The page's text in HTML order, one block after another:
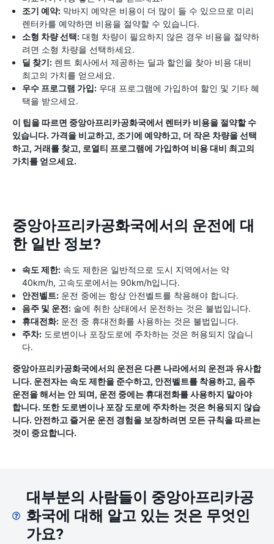
조기 예약: 막바지 예약은 비용이 더 많이 들 수 있으므로 미리
렌터카를 예약하면 비용을 절약할 수 있습니다.
소형 차량 선택: 대형 차량이 필요하지 않은 경우 비용을 절약하
려면 소형 차량을 선택하세요.
딜 찾기: 렌트 회사에서 제공하는 딜과 할인을 찾아 비용 대비
최고의 가치를 얻으세요.
우수 프로그램 가입: 우대 프로그램에 가입하여 할인 및 기타 혜
택을 받으세요.
이 팁을 따르면 중앙아프리카공화국에서 렌터카 비용을 절약할 수
있습니다. 가격을 비교하고, 조기에 예약하고, 더 작은 차량을 선택
하고, 거래를 찾고, 로열티 프로그램에 가입하여 비용 대비 최고의
가치를 얻으세요.
중앙아프리카공화국에서의 운전에 대
한 일반 정보?
속도 제한: 속도 제한은 일반적으로 도시 지역에서는 약
40km/h, 고속도로에서는 90km/h입니다.
안전벨트: 운전 중에는 항상 안전벨트를 착용해야 합니다.
음주 및 운전: 술에 취한 상태에서 운전하는 것은 불법입니다.
휴대전화: 운전 중 휴대전화를 사용하는 것은 불법입니다.
주차: 도로변이나 포장도로에 주차하는 것은 허용되지 않습니
다.
중앙아프리카공화국에서의 운전은 다른 나라에서의 운전과 유사합
니다. 운전자는 속도 제한을 준수하고, 안전벨트를 착용하고, 음주
운전을 해서는 안 되며, 운전 중에는 휴대전화를 사용하지 말아야
합니다. 또한 도로변이나 포장 도로에 주차하는 것은 허용되지 않습
니다. 안전하고 즐거운 운전 경험을 보장하려면 모든 규칙을 따르는
것이 중요합니다.
대부분의 사람들이 중앙아프리카공
화국에 대해 알고 있는 것은 무엇인
가요?